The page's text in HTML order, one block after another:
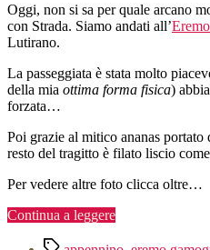
Oggi, non si sa per quale arcano
con Strada. Siamo andati all’
Lutirano.
La passeggiata è stata molto
della mia ottima forma fisica)
forzata…
Poi grazie al mitico ananas
resto del tragitto è filato liscio
Per vedere altre foto clicca oltre…
Continua a leggere“Gita
di
Tag